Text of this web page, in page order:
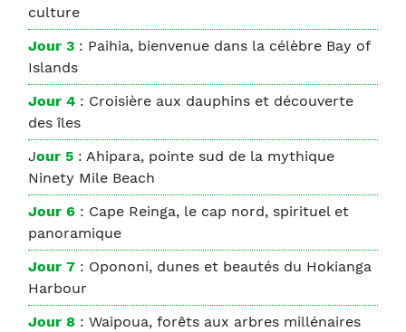
culture
Jour 3 : Paihia, bienvenue dans la célèbre Bay of
Islands
Jour 4 : Croisière aux dauphins et découverte
des îles
Jour 5 : Ahipara, pointe sud de la mythique
Ninety Mile Beach
Jour 6 : Cape Reinga, le cap nord, spirituel et
panoramique
Jour 7 : Opononi, dunes et beautés du Hokianga
Harbour
Jour 8 : Waipoua, forêts aux arbres millénaires